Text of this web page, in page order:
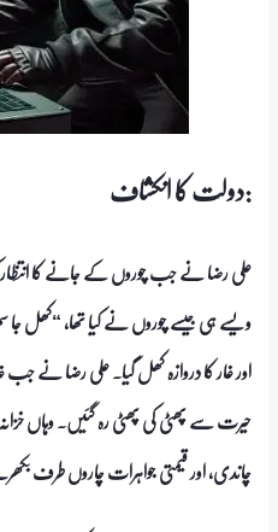
دولت کا انکشاف:
علی رضا نے جب چوروں کے جانے کا انتظار
ویسے ہی جیسے چوروں نے کیا تھا، “کھل
اور غار کا دروازہ کھل گیا۔ علی رضا نے جب
حیرت سے پھٹی کی پھٹی رہ گئیں۔ وہاں
چاندی، اور قیمتی جواہرات چاروں طرف